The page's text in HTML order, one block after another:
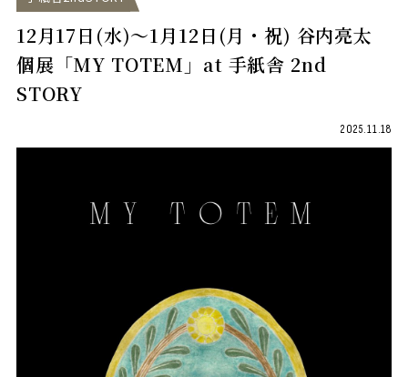
12月17日(水)〜1月12日(月・祝) 谷内亮太
個展「MY TOTEM」at 手紙舎 2nd
STORY
2025.11.18